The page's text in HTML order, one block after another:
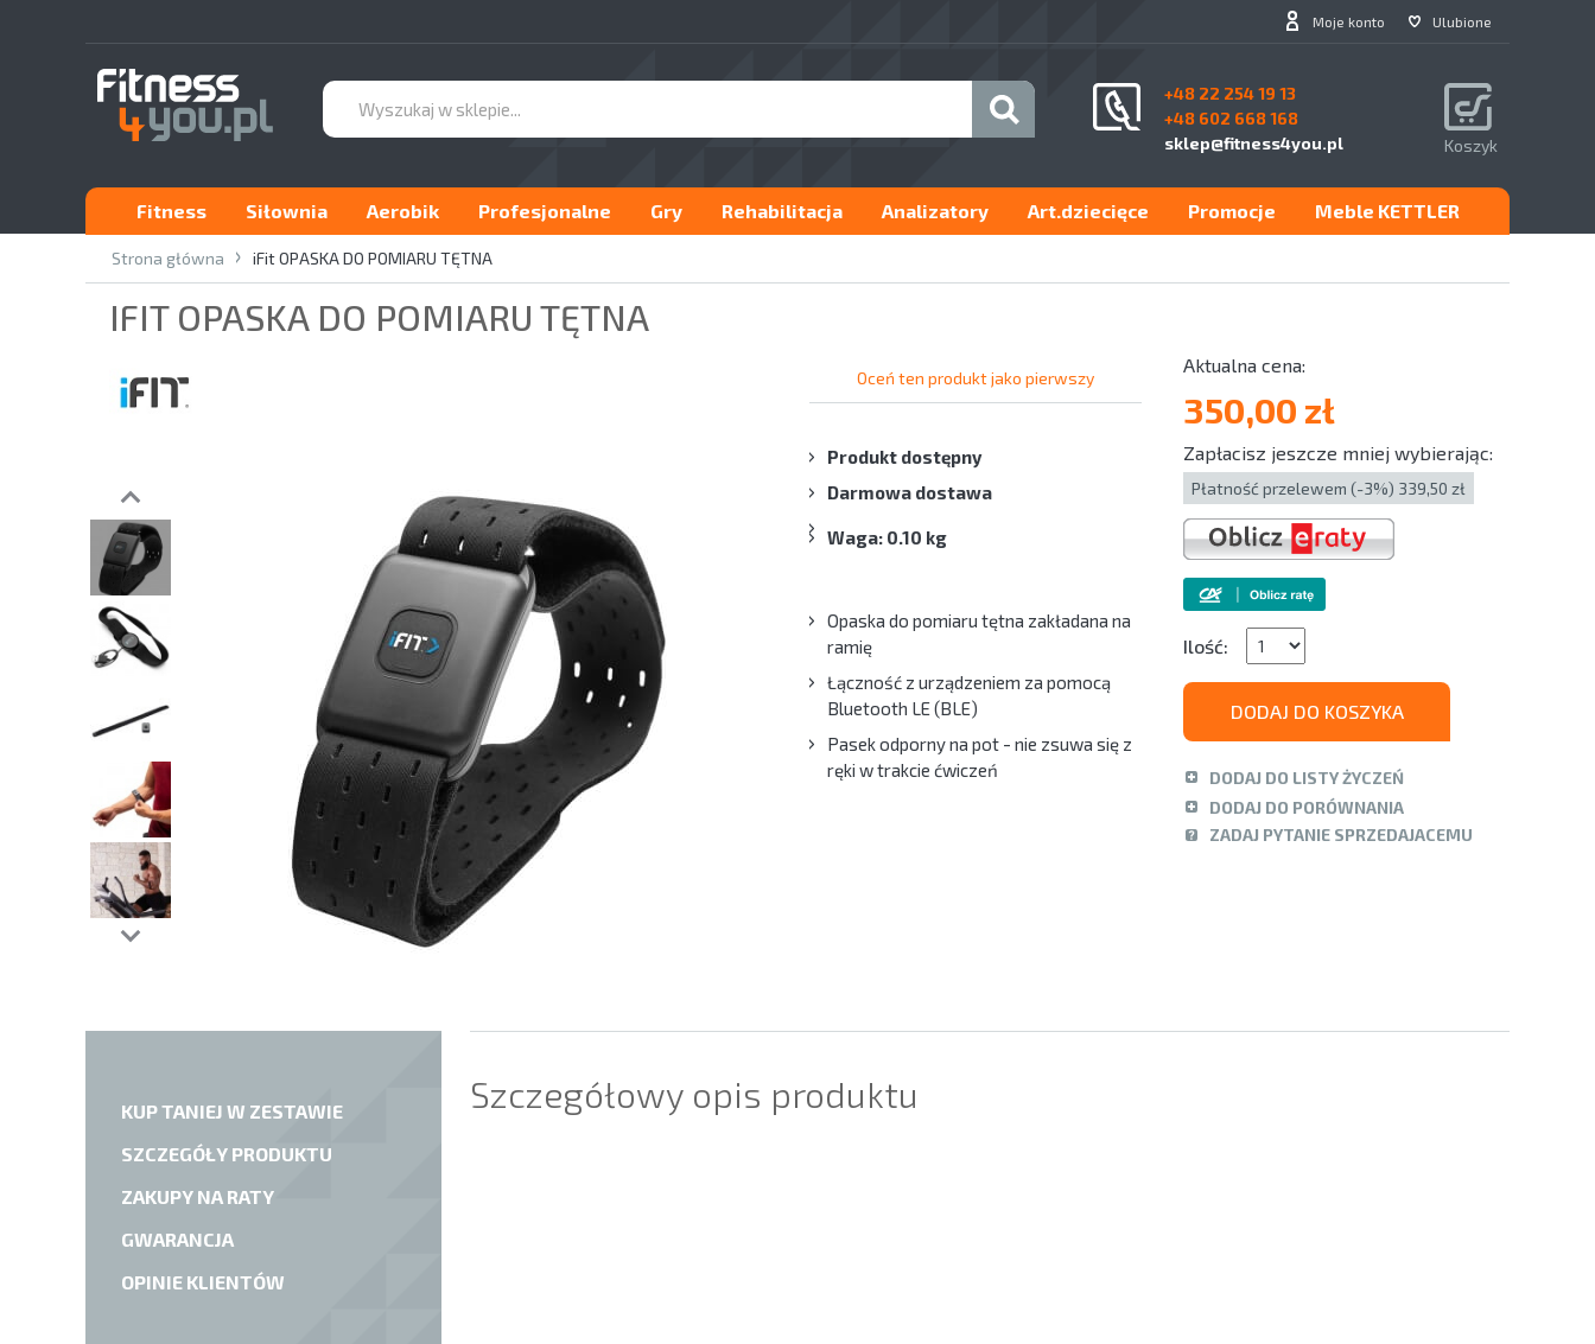
Moje konto Ulubione
+48 22 254 19 13
+48 602 668 168
sklep@fitness4you.pl
Koszyk
Fitness Siłownia Aerobik Profesjonalne Gry Rehabilitacja Analizatory Art.dziecięce Promocje Meble KETTLER
Strona główna iFit OPASKA DO POMIARU TĘTNA
IFIT OPASKA DO POMIARU TĘTNA
350,00 zł
Zapłacisz jeszcze mniej wybierając:
Płatność przelewem (-3%) 339,50 zł
Ilość:
DODAJ DO KOSZYKA
DODAJ DO LISTY ŻYCZEŃ
DODAJ DO PORÓWNANIA
ZADAJ PYTANIE SPRZEDAJACEMU
Oceń ten produkt jako pierwszy
Produkt dostępny
Darmowa dostawa
Waga: 0.10 kg
Opaska do pomiaru tętna zakładana na
ramię
Łączność z urządzeniem za pomocą
Bluetooth LE (BLE)
Pasek odporny na pot - nie zsuwa się z
ręki w trakcie ćwiczeń
KUP TANIEJ W ZESTAWIE
SZCZEGÓŁY PRODUKTU
ZAKUPY NA RATY
GWARANCJA
OPINIE KLIENTÓW
Szczegółowy opis produktu